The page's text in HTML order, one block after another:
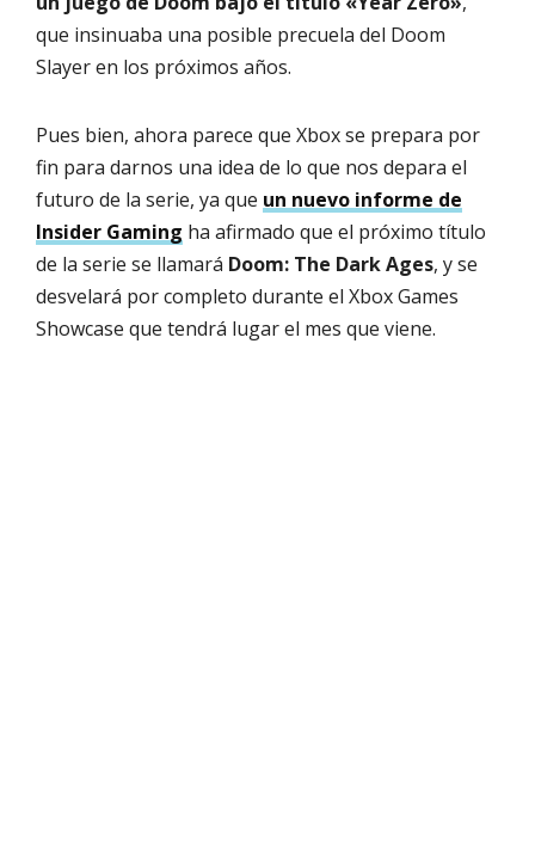
que insinuaba una posible precuela del Doom
Slayer en los próximos años.
Pues bien, ahora parece que Xbox se prepara por
fin para darnos una idea de lo que nos depara el
futuro de la serie, ya que un nuevo informe de
Insider Gaming ha afirmado que el próximo título
de la serie se llamará Doom: The Dark Ages, y se
desvelará por completo durante el Xbox Games
Showcase que tendrá lugar el mes que viene.